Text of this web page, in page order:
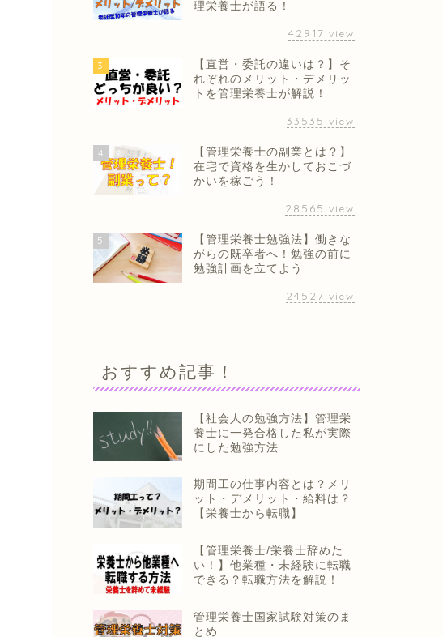
理栄養士が語る！
42917 view
3
【直営・委託の違いは？】そ
れぞれのメリット・デメリッ
トを管理栄養士が解説！
33535 view
4
【管理栄養士の副業とは？】
在宅で資格を生かしておこづ
かいを稼ごう！
28565 view
5
【管理栄養士勉強法】働きな
がらの既卒者へ！勉強の前に
勉強計画を立てよう
24527 view
おすすめ記事！
【社会人の勉強方法】管理栄
養士に一発合格した私が実際
にした勉強方法
期間工の仕事内容とは？メリ
ット・デメリット・給料は？
【栄養士から転職】
【管理栄養士/栄養士辞めた
い！】他業種・未経験に転職
できる？転職方法を解説！
管理栄養士国家試験対策のま
とめ